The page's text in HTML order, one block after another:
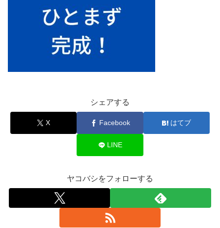
シェアする
X Facebook はてブ
LINE
ヤコバシをフォローする